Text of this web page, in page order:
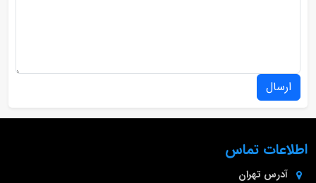
ارسال
اطلاعات تماس
آدرس تهران